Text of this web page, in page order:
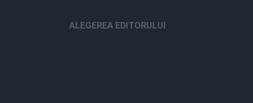
ALEGEREA EDITORULUI